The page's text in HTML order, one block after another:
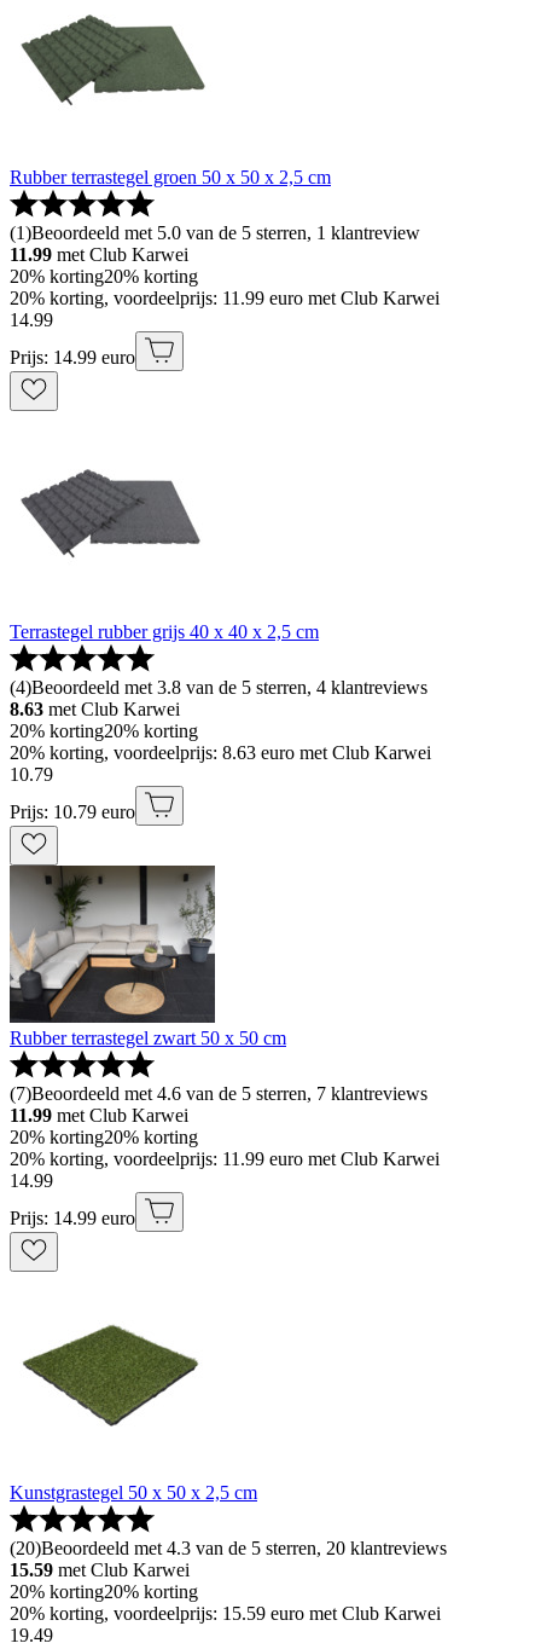
Rubber terrastegel groen 50 x 50 x 2,5 cm
(1)Beoordeeld met 5.0 van de 5 sterren, 1 klantreview
11.99 met Club Karwei
20% korting20% korting
20% korting, voordeelprijs: 11.99 euro met Club Karwei
14.99
Prijs: 14.99 euro
Terrastegel rubber grijs 40 x 40 x 2,5 cm
(4)Beoordeeld met 3.8 van de 5 sterren, 4 klantreviews
8.63 met Club Karwei
20% korting20% korting
20% korting, voordeelprijs: 8.63 euro met Club Karwei
10.79
Prijs: 10.79 euro
Rubber terrastegel zwart 50 x 50 cm
(7)Beoordeeld met 4.6 van de 5 sterren, 7 klantreviews
11.99 met Club Karwei
20% korting20% korting
20% korting, voordeelprijs: 11.99 euro met Club Karwei
14.99
Prijs: 14.99 euro
Kunstgrastegel 50 x 50 x 2,5 cm
(20)Beoordeeld met 4.3 van de 5 sterren, 20 klantreviews
15.59 met Club Karwei
20% korting20% korting
20% korting, voordeelprijs: 15.59 euro met Club Karwei
19.49